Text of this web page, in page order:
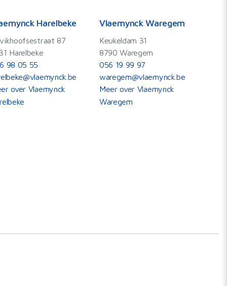
Harelbeke
87
Harelbeke
98 05 55
over Vlaemynck
Vlaemynck Waregem
Keukeldam 31
8790 Waregem
056 19 99 97
waregem@vlaemynck.be
Meer over Vlaemynck
Waregem